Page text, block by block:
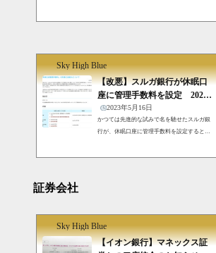
ずは手紙で届いた商号変更の連絡から。新生
銀行という名称をSBIグループに入ったことか
ら、SBI新生銀行に変えるそうだ。 新生銀行
商号変更この年末期間にシステム変更を行
い、2023年1月4日からは新商号で振り込み対
応などが行われる。年をまたぐ振り込みには
要注意だ。住...
Sky High Blue
【改悪】スルガ銀行が休眠口
座に管理手数料を設定 2024
年10月からは全口座が対象
2023年5月16日
かつては先進的な試みで名を馳せたスルガ銀
行が、休眠口座に管理手数料を設定すると発
提携した支店はまだある。ソフトバンクとは
ずいぶん前に解消してしまった。そういえばs
o-netのポストペットもあったっけ。他にはTポ
イント、リクルート支店がある。実店舗がな
証券会社
Sky High Blue
【イオン銀行】マネックス証